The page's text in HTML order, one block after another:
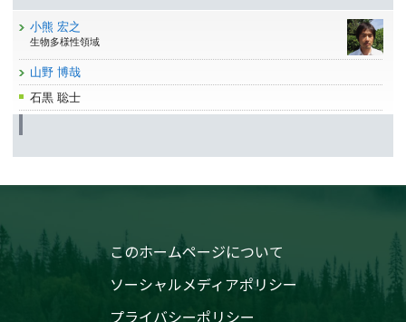
小熊 宏之
生物多様性領域
山野 博哉
石黒 聡士
このホームページについて
ソーシャルメディアポリシー
プライバシーポリシー